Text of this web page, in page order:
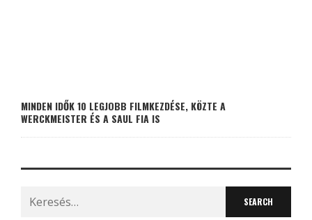
MINDEN IDŐK 10 LEGJOBB FILMKEZDÉSE, KÖZTE A
WERCKMEISTER ÉS A SAUL FIA IS
Search
for: